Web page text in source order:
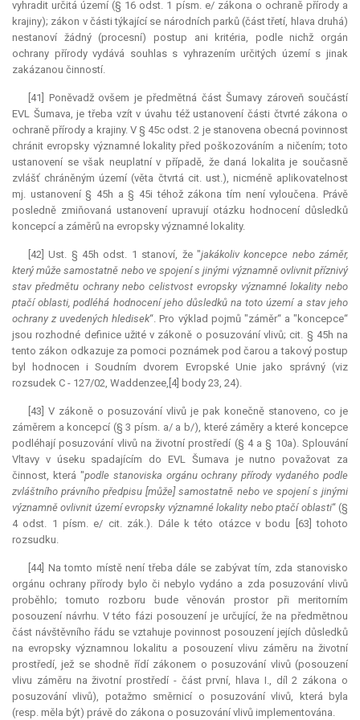
vyhradit určitá území (§ 16 odst. 1 písm. e/ zákona o ochraně přírody a
krajiny); zákon v části týkající se národních parků (část třetí, hlava druhá)
nestanoví žádný (procesní) postup ani kritéria, podle nichž orgán
ochrany přírody vydává souhlas s vyhrazením určitých území s jinak
zakázanou činností.
[41] Poněvadž ovšem je předmětná část Šumavy zároveň součástí
EVL Šumava, je třeba vzít v úvahu též ustanovení části čtvrté zákona o
ochraně přírody a krajiny. V § 45c odst. 2 je stanovena obecná povinnost
chránit evropsky významné lokality před poškozováním a ničením; toto
ustanovení se však neuplatní v případě, že daná lokalita je současně
zvlášť chráněným území (věta čtvrtá cit. ust.), nicméně aplikovatelnost
mj. ustanovení § 45h a § 45i téhož zákona tím není vyloučena. Právě
posledně zmiňovaná ustanovení upravují otázku hodnocení důsledků
koncepcí a záměrů na evropsky významné lokality.
[42] Ust. § 45h odst. 1 stanoví, že "jakákoliv koncepce nebo záměr,
který může samostatně nebo ve spojení s jinými významně ovlivnit příznivý
stav předmětu ochrany nebo celistvost evropsky významné lokality nebo
ptačí oblasti, podléhá hodnocení jeho důsledků na toto území a stav jeho
ochrany z uvedených hledisek“. Pro výklad pojmů "záměr“ a "koncepce“
jsou rozhodné definice užité v zákoně o posuzování vlivů; cit. § 45h na
tento zákon odkazuje za pomoci poznámek pod čarou a takový postup
byl hodnocen i Soudním dvorem Evropské Unie jako správný (viz
rozsudek C - 127/02, Waddenzee,[4] body 23, 24).
[43] V zákoně o posuzování vlivů je pak konečně stanoveno, co je
záměrem a koncepcí (§ 3 písm. a/ a b/), které záměry a které koncepce
podléhají posuzování vlivů na životní prostředí (§ 4 a § 10a). Splouvání
Vltavy v úseku spadajícím do EVL Šumava je nutno považovat za
činnost, která "podle stanoviska orgánu ochrany přírody vydaného podle
zvláštního právního předpisu [může] samostatně nebo ve spojení s jinými
významně ovlivnit území evropsky významné lokality nebo ptačí oblasti“ (§
4 odst. 1 písm. e/ cit. zák.). Dále k této otázce v bodu [63] tohoto
rozsudku.
[44] Na tomto místě není třeba dále se zabývat tím, zda stanovisko
orgánu ochrany přírody bylo či nebylo vydáno a zda posuzování vlivů
proběhlo; tomuto rozboru bude věnován prostor při meritorním
posouzení návrhu. V této fázi posouzení je určující, že na předmětnou
část návštěvního řádu se vztahuje povinnost posouzení jejích důsledků
na evropsky významnou lokalitu a posouzení vlivu záměru na životní
prostředí, jež se shodně řídí zákonem o posuzování vlivů (posouzení
vlivu záměru na životní prostředí - část první, hlava I., díl 2 zákona o
posuzování vlivů), potažmo směrnicí o posuzování vlivů, která byla
(resp. měla být) právě do zákona o posuzování vlivů implementována.